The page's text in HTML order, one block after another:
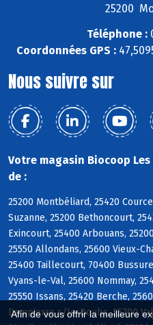
Afin de vous offrir la meilleure
25200
Téléphone :
Coordonnées GPS :
Nous suivre sur
Votre magasin Biocoop
de :
25200 Montbéliard, 25420
Suzanne, 25200 Bethoncourt,
Exincourt, 25400 Arbouans,
25550 Allondans, 25600 Vieux-
25400 Taillecourt, 70400
Vyans-le-Val, 25600 Nommay,
25550 Issans, 25420 Berche,
Dampierre s/le-Doubs, 25700